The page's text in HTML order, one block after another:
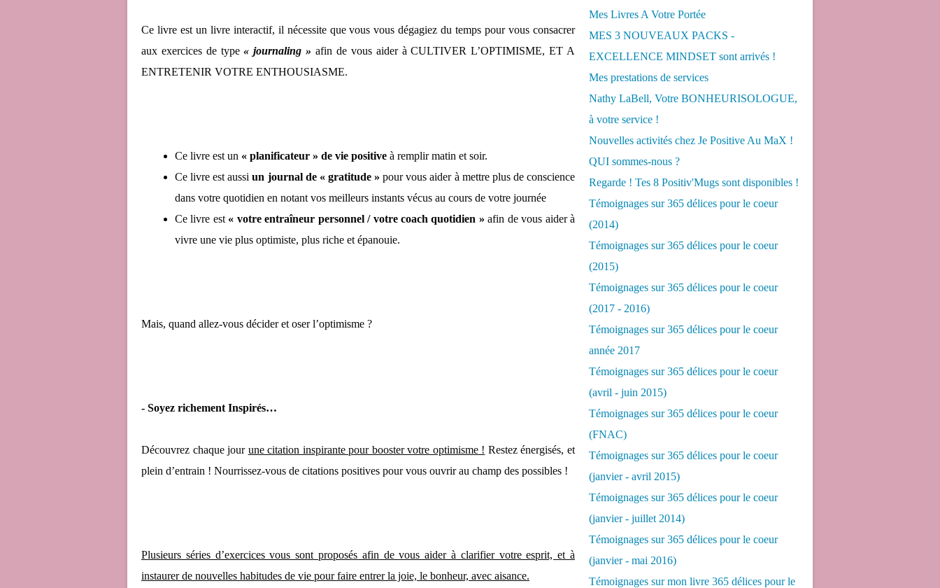
Ce livre est un livre interactif, il nécessite que vous vous dégagiez du temps pour vous consacrer
aux exercices de type« journaling » afin de vous aider à CULTIVER L’OPTIMISME, ET A
ENTRETENIR VOTRE ENTHOUSIASME.
Ce livre est un « planificateur » de vie positive à remplir matin et soir.
Ce livre est aussiun journal de « gratitude »pour vous aider à mettre plus de conscience
dans votre quotidien en notant vos meilleurs instants vécus au cours de votre journée
Ce livre est « votre entraîneur personnel / votre coach quotidien » afin de vous aider à
vivre une vie plus optimiste, plus riche et épanouie.
Mais, quand allez-vous décider et oser l’optimisme ?
- Soyez richement Inspirés…
Découvrez chaque jour une citation inspirante pour booster votre optimisme ! Restez énergisés, et
plein d’entrain ! Nourrissez-vous de citations positives pour vous ouvrir au champ des possibles !
Plusieurs séries d’exercices vous sont proposés afin de vous aider à clarifier votre esprit, et à
instaurer de nouvelles habitudes de vie pour faire entrer la joie, le bonheur, avec aisance.
Mes Livres A Votre Portée
MES 3 NOUVEAUX PACKS -
EXCELLENCE MINDSET sont arrivés !
Mes prestations de services
Nathy LaBell, Votre BONHEURISOLOGUE,
à votre service !
Nouvelles activités chez Je Positive Au MaX !
QUI sommes-nous ?
Regarde ! Tes 8 Positiv'Mugs sont disponibles !
Témoignages sur 365 délices pour le coeur
(2014)
Témoignages sur 365 délices pour le coeur
(2015)
Témoignages sur 365 délices pour le coeur
(2017 - 2016)
Témoignages sur 365 délices pour le coeur
année 2017
Témoignages sur 365 délices pour le coeur
(avril - juin 2015)
Témoignages sur 365 délices pour le coeur
(FNAC)
Témoignages sur 365 délices pour le coeur
(janvier - avril 2015)
Témoignages sur 365 délices pour le coeur
(janvier - juillet 2014)
Témoignages sur 365 délices pour le coeur
(janvier - mai 2016)
Témoignages sur mon livre 365 délices pour le